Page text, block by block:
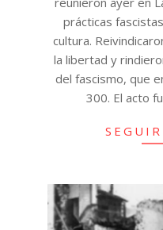
prácticas
cultura.
la libertad y
del fascismo, que
300. El acto